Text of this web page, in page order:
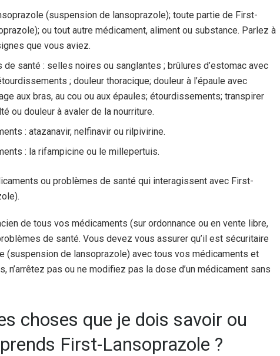
(suspension de lansoprazole); toute partie de First-
ou tout autre médicament, aliment ou substance. Parlez à
que vous aviez.
santé : selles noires ou sanglantes ; brûlures d’estomac avec
; douleur thoracique; douleur à l’épaule avec
aux bras, au cou ou aux épaules; étourdissements; transpirer
ou douleur à avaler de la nourriture.
: atazanavir, nelfinavir ou rilpivirine.
: la rifampicine ou le millepertuis.
ou problèmes de santé qui interagissent avec First-
de tous vos médicaments (sur ordonnance ou en vente libre,
de santé. Vous devez vous assurer qu’il est sécuritaire
(suspension de lansoprazole) avec tous vos médicaments et
n’arrêtez pas ou ne modifiez pas la dose d’un médicament sans
choses que je dois savoir ou
First-Lansoprazole ?